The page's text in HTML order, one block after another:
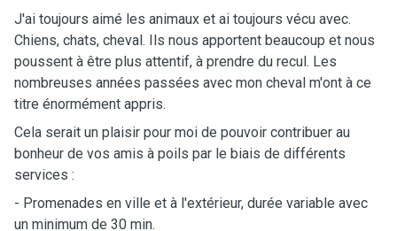
J'ai toujours aimé les animaux et ai toujours vécu avec.
Chiens, chats, cheval. Ils nous apportent beaucoup et nous
poussent à être plus attentif, à prendre du recul. Les
nombreuses années passées avec mon cheval m'ont à ce
titre énormément appris.
Cela serait un plaisir pour moi de pouvoir contribuer au
bonheur de vos amis à poils par le biais de différents
services :
- Promenades en ville et à l'extérieur, durée variable avec
un minimum de 30 min.